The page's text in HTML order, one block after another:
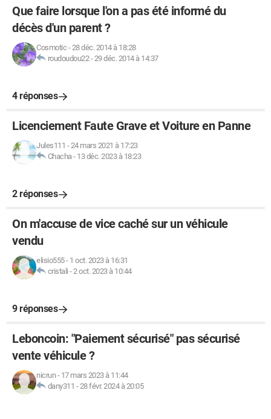
Que faire lorsque l'on a pas été informé du
décès d'un parent ?
Cosmotic -28 déc. 2014 à 18:28
roudoudou22-29 déc. 2014 à 14:37
4 réponses
Licenciement Faute Grave et Voiture en Panne
Jules111 -24 mars 2021 à 17:23
Chacha- 13 déc. 2023 à 18:23
2 réponses
On m'accuse de vice caché sur un véhicule
vendu
elisio555- 1 oct. 2023 à 16:31
cristali -2 oct. 2023 à 10:44
9 réponses
Leboncoin: "Paiement sécurisé" pas sécurisé
vente véhicule ?
nicrun- 17 mars 2023 à 11:44
dany311 -28 févr. 2024 à 20:05